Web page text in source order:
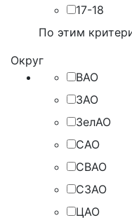
17-18
По этим
Округ
ВАО
ЗАО
ЗелАО
САО
СВАО
СЗАО
ЦАО